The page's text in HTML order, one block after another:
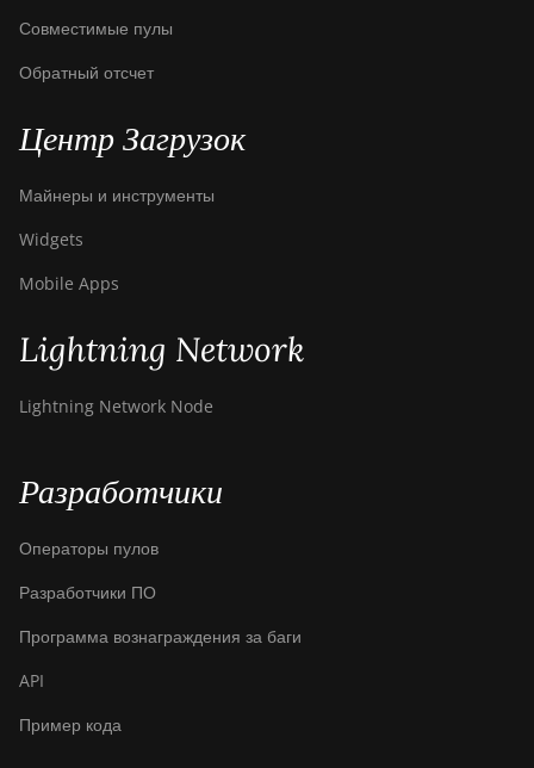
Совместимые пулы
Обратный отсчет
Центр Загрузок
Майнеры и инструменты
Widgets
Mobile Apps
Lightning Network
Lightning Network Node
Разработчики
Операторы пулов
Разработчики ПО
Программа вознаграждения за баги
API
Пример кода